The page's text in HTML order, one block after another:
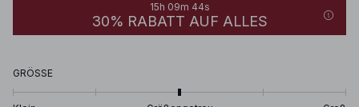
15h 09m 44s
30% RABATT AUF ALLES
GRÖSSE